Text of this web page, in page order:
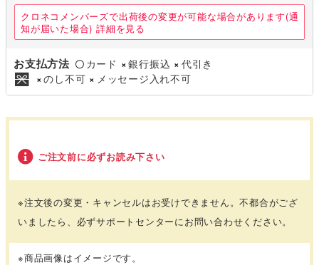
クロネコメンバーズで出荷後の変更が可能な場合があります(通
知が届いた場合) 詳細を見る
お支払方法 〇 カード × 銀行振込 × 代引き
× のし不可 × メッセージ入れ不可
ご注文前に必ずお読み下さい
※注文後の変更・キャンセルはお受けできません。不都合がござ
いましたら、必ずサポートセンターにお問い合わせください。
※商品画像はイメージです。